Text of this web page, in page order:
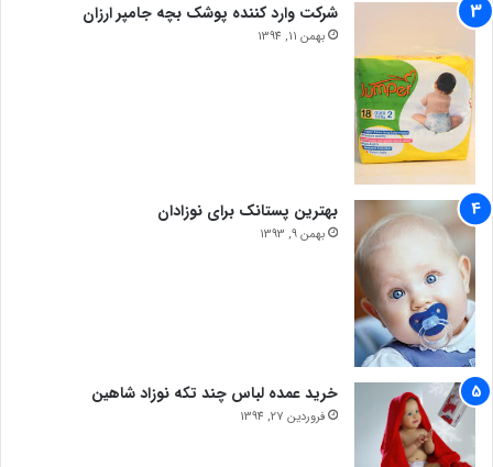
شرکت وارد کننده پوشک بچه جامپر ارزان
بهمن 11, 1394
بهترین پستانک برای نوزادان
بهمن 9, 1393
خرید عمده لباس چند تکه نوزاد شاهین
فروردین 27, 1394